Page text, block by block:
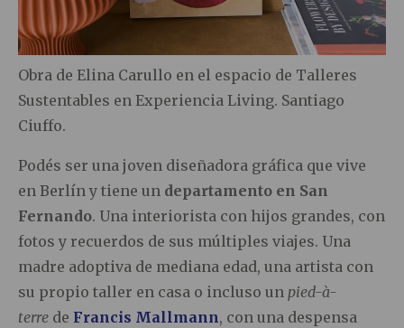
Obra de Elina Carullo en el espacio de Talleres
Sustentables en Experiencia Living. Santiago
Ciuffo.
Podés ser una joven diseñadora gráfica que vive
en Berlín y tiene un departamento en San
Fernando. Una interiorista con hijos grandes, con
fotos y recuerdos de sus múltiples viajes. Una
madre adoptiva de mediana edad, una artista con
su propio taller en casa o incluso un pied-à-
terre de Francis Mallmann, con una despensa